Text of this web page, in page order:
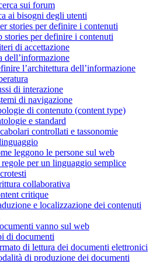
sui forum
ai bisogni degli utenti
stories per definire i contenuti
stories per definire i contenuti
di accettazione
dell’informazione
l’architettura dell’informazione
di interazione
di navigazione
di contenuto (content type)
e standard
controllati e tassonomie
leggono le persone sul web
per un linguaggio semplice
collaborativa
critique
e localizzazione dei contenuti
vanno sul web
di documenti
di lettura dei documenti elettronici
di produzione dei documenti